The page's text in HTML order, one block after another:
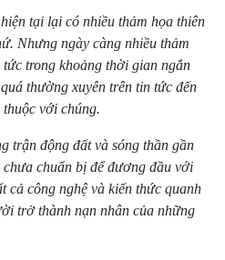
tại lại có nhiều thảm họa thiên
Nhưng ngày càng nhiều thảm
trong khoảng thời gian ngắn
thường xuyên trên tin tức đến
với chúng.
trận động đất và sóng thần gần
chuẩn bị để đương đầu với
cả công nghệ và kiến thức quanh
trở thành nạn nhân của những